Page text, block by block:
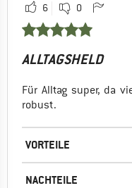
6 0
ALLTAGSHELD
Für Alltag super, da
robust.
VORTEILE
NACHTEILE